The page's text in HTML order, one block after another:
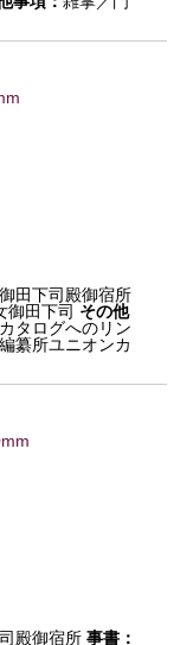
田下司殿御宿所
御田下司 その他
タログへのリン
纂所ユニオンカ
殿御宿所 事書：